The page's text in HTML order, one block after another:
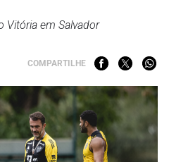
Vitória em Salvador
COMPARTILHE